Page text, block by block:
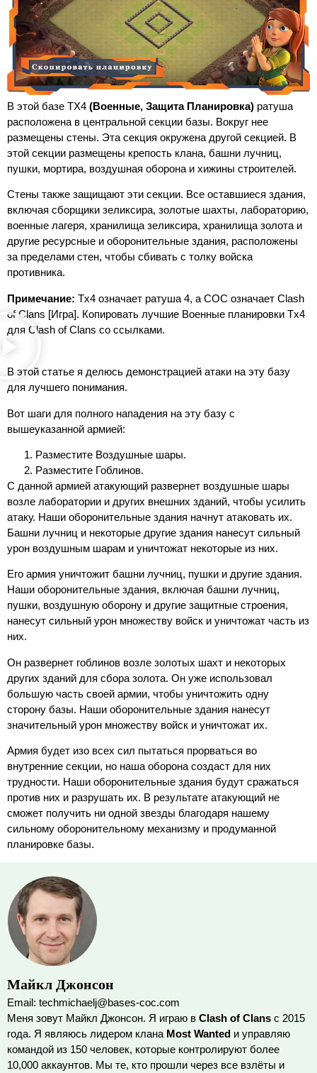
В этой базе ТХ4 (Военные, ЗащитаПланировка) ратуша
расположена в центральной секции базы. Вокруг нее
размещены стены. Эта секция окружена другой секцией. В
этой секции размещены крепость клана, башни лучниц,
пушки, мортира, воздушная оборона и хижины строителей.
Стены также защищают эти секции. Все оставшиеся здания,
включая сборщики зеликсира, золотые шахты, лабораторию,
военные лагеря, хранилища зеликсира, хранилища золота и
другие ресурсные и оборонительные здания, расположены
за пределами стен, чтобы сбивать с толку войска
противника.
Примечание: Tx4 означает ратуша 4, а COC означает Clash
of Clans [Игра]. Копировать лучшие Военные планировки Tx4
для Clash of Clans со ссылками.
В этой статье я делюсь демонстрацией атаки на эту базу
для лучшего понимания.
Вот шаги для полного нападения на эту базу с
вышеуказанной армией:
Разместите Воздушные шары.
Разместите Гоблинов.
С данной армией атакующий развернет воздушные шары
возле лаборатории и других внешних зданий, чтобы усилить
атаку. Наши оборонительные здания начнут атаковать их.
Башни лучниц и некоторые другие здания нанесут сильный
урон воздушным шарам и уничтожат некоторые из них.
Его армия уничтожит башни лучниц, пушки и другие здания.
Наши оборонительные здания, включая башни лучниц,
пушки, воздушную оборону и другие защитные строения,
нанесут сильный урон множеству войск и уничтожат часть из
них.
Он развернет гоблинов возле золотых шахт и некоторых
других зданий для сбора золота. Он уже использовал
большую часть своей армии, чтобы уничтожить одну
сторону базы. Наши оборонительные здания нанесут
значительный урон множеству войск и уничтожат их.
Армия будет изо всех сил пытаться прорваться во
внутренние секции, но наша оборона создаст для них
трудности. Наши оборонительные здания будут сражаться
против них и разрушать их. В результате атакующий не
сможет получить ни одной звезды благодаря нашему
сильному оборонительному механизму и продуманной
планировке базы.
Майкл Джонсон
Email: techmichaelj@bases-coc.com
Меня зовут Майкл Джонсон. Я играю в Clash of Clans с 2015
года. Я являюсь лидером клана Most Wanted и управляю
командой из 150 человек, которые контролируют более
10,000 аккаунтов. Мы те, кто прошли через все взлёты и